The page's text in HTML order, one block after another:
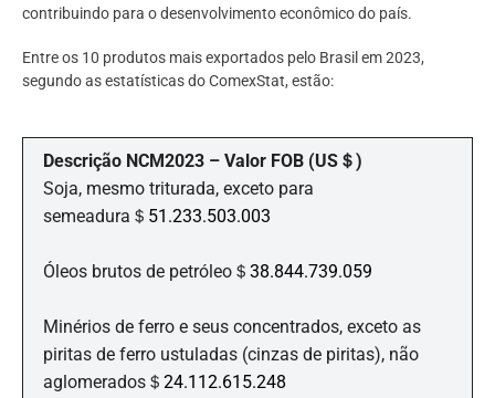
contribuindo para o desenvolvimento econômico do país.
Entre os 10 produtos mais exportados pelo Brasil em 2023,
segundo as estatísticas do ComexStat, estão:
Descrição NCM2023 – Valor FOB (US＄)
Soja, mesmo triturada, exceto para
semeadura＄ 51.233.503.003
Óleos brutos de petróleo＄ 38.844.739.059
Minérios de ferro e seus concentrados, exceto as
piritas de ferro ustuladas (cinzas de piritas), não
aglomerados＄ 24.112.615.248